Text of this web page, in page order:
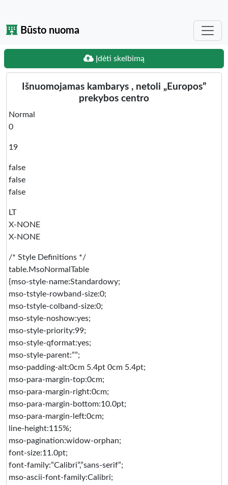
Būsto nuoma
Įdėti skelbimą
Išnuomojamas kambarys , netoli „Europos”
prekybos centro
Normal
0
19
false
false
false
LT
X-NONE
X-NONE
/* Style Definitions */
table.MsoNormalTable
{mso-style-name:Standardowy;
mso-tstyle-rowband-size:0;
mso-tstyle-colband-size:0;
mso-style-noshow:yes;
mso-style-priority:99;
mso-style-qformat:yes;
mso-style-parent:””;
mso-padding-alt:0cm 5.4pt 0cm 5.4pt;
mso-para-margin-top:0cm;
mso-para-margin-right:0cm;
mso-para-margin-bottom:10.0pt;
mso-para-margin-left:0cm;
line-height:115%;
mso-pagination:widow-orphan;
font-size:11.0pt;
font-family:”Calibri”,”sans-serif”;
mso-ascii-font-family:Calibri;